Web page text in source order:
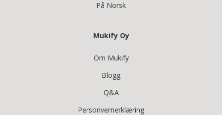
På Norsk
Mukify Oy
Om Mukify
Blogg
Q&A
Personvernerklæring